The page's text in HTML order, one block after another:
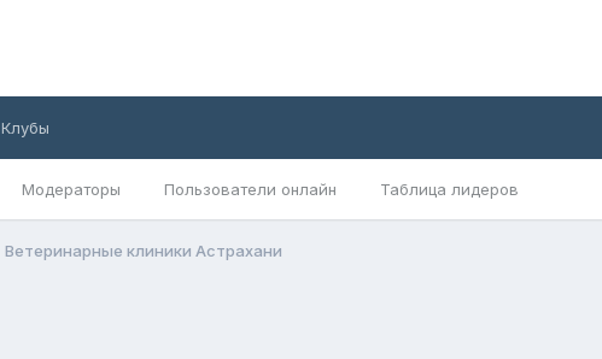
Модераторы Пользователи онлайн Таблица лидеров
Клубы
Ветеринарные клиники Астрахани